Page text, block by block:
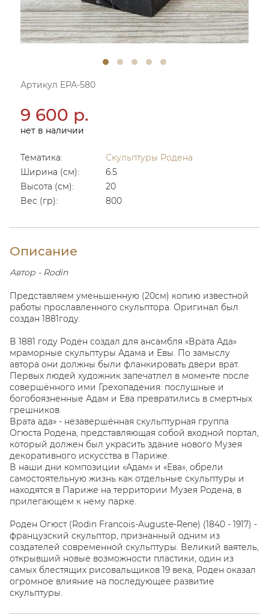
Артикул ЕРА-580
9 600 р.
нет в наличии
Тематика:
Скульптуры Родена
Ширина (см):
6.5
Высота (см):
20
Вес (гр):
800
Описание
Автор - Rodin
Представляем уменьшенную (20см) копию известной
работы прославленного скульптора. Оригинал был
создан 1881году.
В 1881 году Роден создал для ансамбля «Врата Ада»
мраморные скульптуры Адама и Евы. По замыслу
автора они должны были фланкировать двери врат.
Первых людей художник запечатлел в моменте после
совершённого ими Грехопадения: послушные и
богобоязненные Адам и Ева превратились в смертных
грешников.
Врата ада» - незавершённая скульптурная группа
Огюста Родена, представляющая собой входной портал,
который должен был украсить здание нового Музея
декоративного искусства в Париже.
В наши дни композиции «Адам» и «Ева», обрели
самостоятельную жизнь как отдельные скульптуры и
находятся в Париже на территории Музея Родена, в
прилегающем к нему парке.
Роден Oгюст (Rodin Franсois-Auguste-Rene) (1840 - 1917) -
французский скульптор, признанный одним из
создателей современной скульптуры. Великий ваятель,
открывший новые возможности пластики, один из
самых блестящих рисовальщиков 19 века, Роден оказал
огромное влияние на последующее развитие
скульптуры.